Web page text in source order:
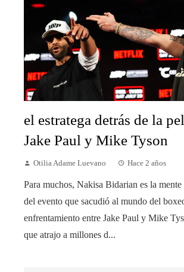
el estratega detrás de la
Jake Paul y Mike Tyson
Otilia Adame Luevano Hace 2 años
Para muchos, Nakisa Bidarian es la mente
del evento que sacudió al mundo del
enfrentamiento entre Jake Paul y Mike
que atrajo a millones d...